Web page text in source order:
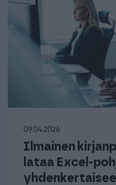
09.04.2026
Ilmainen
lataa Excel-